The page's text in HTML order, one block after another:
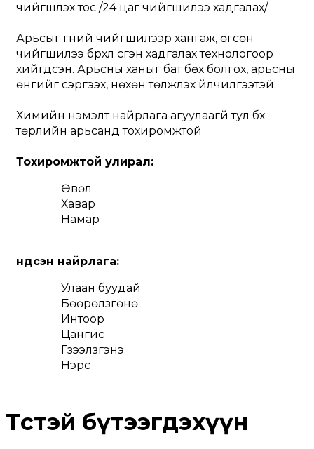
чийгшүүлэх тос /24 цаг чийгшилээ хадгалах/
Арьсыг гүний чийгшилээр хангаж, өгсөн
чийгшилээ бүрхүүл үүсгэн хадгалах технологоор
хийгдсэн. Арьсны ханыг бат бөх болгох, арьсны
өнгийг сэргээх, нөхөн төлжүүлэх үйлчилгээтэй.
Химийн нэмэлт найрлага агуулаагүй тул бүх
төрлийн арьсанд тохиромжтой
Тохиромжтой улирал:
Өвөл
Хавар
Намар
Үндсэн найрлага:
Улаан буудай
Бөөрөлзгөнө
Интоор
Цангис
Гүзээлзгэнэ
Нэрс
Төстэй бүтээгдэхүүн